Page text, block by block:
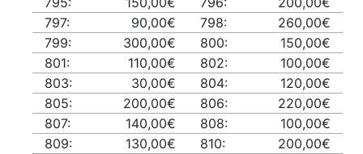
797:
90,00€ 798:
260,00€
799:
300,00€ 800:
150,00€
801:
110,00€ 802:
100,00€
803:
30,00€ 804:
120,00€
805:
200,00€ 806:
220,00€
807:
140,00€ 808:
100,00€
809:
130,00€ 810:
200,00€